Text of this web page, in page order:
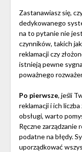
Zastanawiasz się,
dedykowanego
na to pytanie nie
czynników, takich
reklamacji czy
istnieją pewne
poważnego
Po pierwsze, jeśli
reklamacji i ich
obsługi, warto
Ręczne zarządzanie
podatne na błędy.
uporządkować